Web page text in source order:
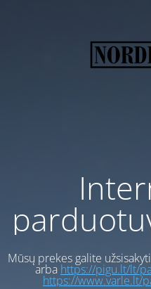
Mūsų prekes galite
arba https://pigu.lt/lt/
https://www.varle.lt/